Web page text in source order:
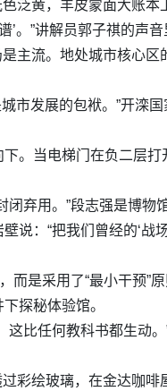
泛黄，羊皮蒙面大账本
。”讲解员郭子祺的声音
主流。地处城市核心
市发展的包袱。”开
。当电梯门在负二
弃用。”段志强是博
说：“把我们曾经的‘
而是采用了“最小干预
探秘体验馆。
比任何教科书都生动
彩绘玻璃，在金达咖